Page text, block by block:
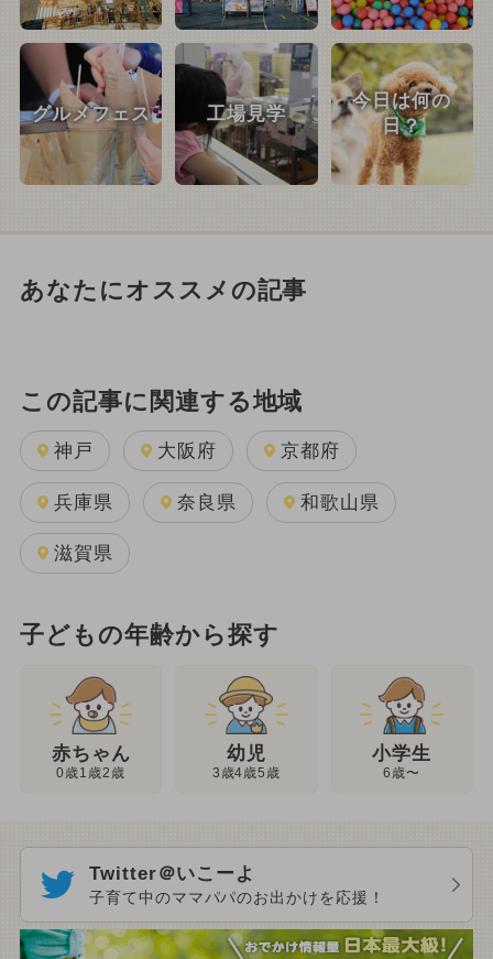
グルメフェス 工場見学
今日は何の
日？
あなたにオススメの記事
この記事に関連する地域
神戸 大阪府 京都府
兵庫県 奈良県 和歌山県
滋賀県
子どもの年齢から探す
赤ちゃん
0歳1歳2歳
幼児
3歳4歳5歳
小学生
6歳〜
Twitter＠いこーよ
子育て中のママパパのお出かけを応援！